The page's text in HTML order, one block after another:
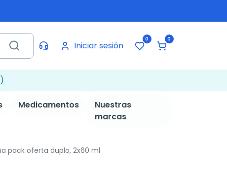
Iniciar sesión
0 0
Medicamentos
Nuestras
marcas
pack oferta duplo, 2x60 ml